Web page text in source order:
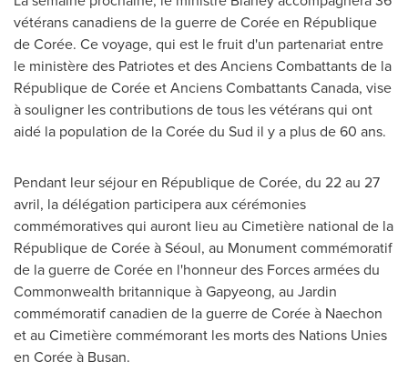
vétérans canadiens de la guerre de Corée en République
de Corée. Ce voyage, qui est le fruit d'un partenariat entre
le ministère des Patriotes et des Anciens Combattants de la
République de Corée et Anciens CombattantsCanada, vise
à souligner les contributions de tous les vétérans qui ont
aidé la population de la Corée du Sud il y a plus de 60 ans.
Pendant leur séjour en République de Corée, du 22 au 27
avril, la délégation participera aux cérémonies
commémoratives qui auront lieu au Cimetière national de la
République de Corée à Séoul, au Monument commémoratif
de la guerre de Corée en l'honneur des Forces armées du
Commonwealth britannique à Gapyeong, au Jardin
commémoratif canadien de la guerre de Corée à Naechon
et au Cimetière commémorant les morts des Nations Unies
en Corée à Busan.